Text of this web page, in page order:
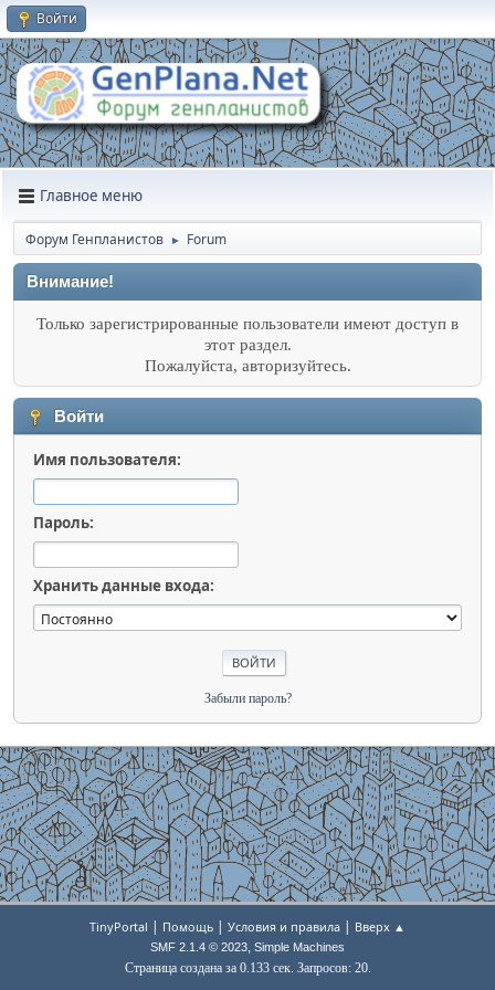
Войти
Главное меню
Форум Генпланистов ► Forum
Внимание!
Только зарегистрированные пользователи имеют доступ в
этот раздел.
Пожалуйста, авторизуйтесь.
Войти
Имя пользователя:
Пароль:
Хранить данные входа:
Забыли пароль?
TinyPortal | Помощь | Условия и правила | Вверх ▲
SMF 2.1.4 © 2023, Simple Machines
Страница создана за 0.133 сек. Запросов: 20.